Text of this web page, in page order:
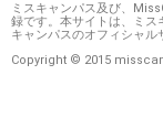
ミスキャンパス及び、
録です。本サイトは、ミス
キャンパスのオフィシャル
Copyright © 2015